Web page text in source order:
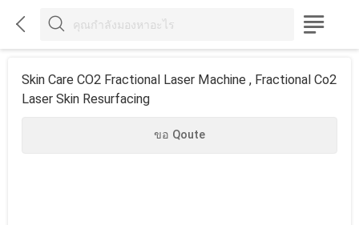
  
Skin Care CO2 Fractional Laser Machine , Fractional Co2
Laser Skin Resurfacing
ขอ Qoute